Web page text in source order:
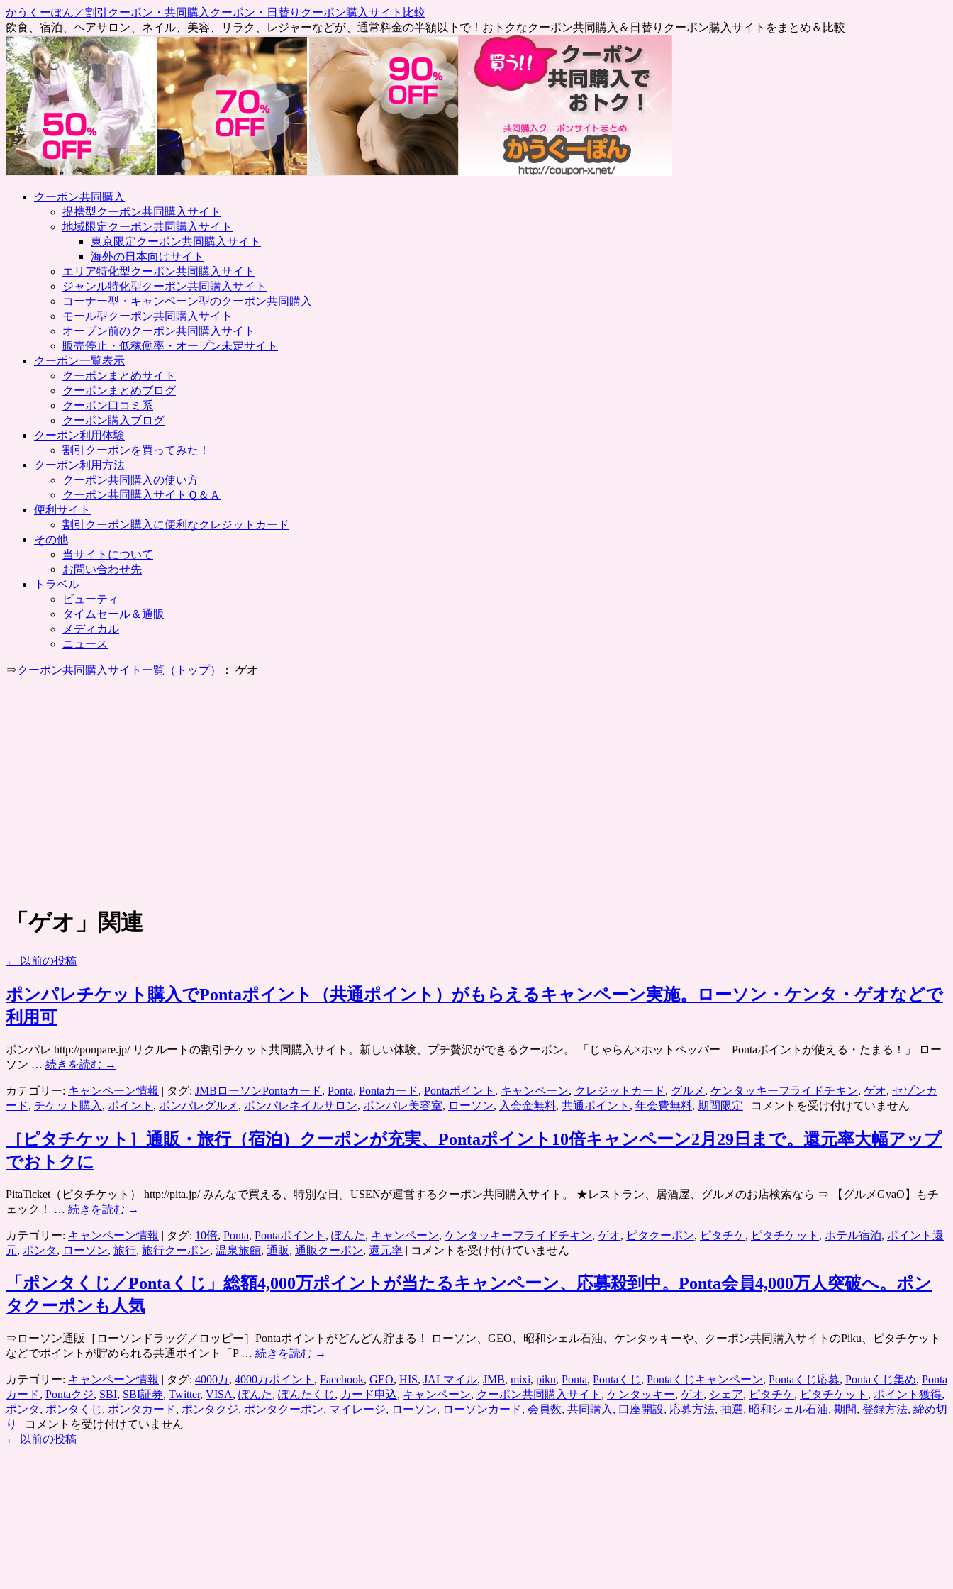
かうくーぽん／割引クーポン・共同購入クーポン・日替りクーポン購入サイト比較
飲食、宿泊、ヘアサロン、ネイル、美容、リラク、レジャーなどが、通常料金の半額以下で！おトクなクーポン共同購入＆日替りクーポン購入サイトをまとめ＆比較
クーポン共同購入
提携型クーポン共同購入サイト
地域限定クーポン共同購入サイト
東京限定クーポン共同購入サイト
海外の日本向けサイト
エリア特化型クーポン共同購入サイト
ジャンル特化型クーポン共同購入サイト
コーナー型・キャンペーン型のクーポン共同購入
モール型クーポン共同購入サイト
オープン前のクーポン共同購入サイト
販売停止・低稼働率・オープン未定サイト
クーポン一覧表示
クーポンまとめサイト
クーポンまとめブログ
クーポン口コミ系
クーポン購入ブログ
クーポン利用体験
割引クーポンを買ってみた！
クーポン利用方法
クーポン共同購入の使い方
クーポン共同購入サイトＱ＆Ａ
便利サイト
割引クーポン購入に便利なクレジットカード
その他
当サイトについて
お問い合わせ先
トラベル
ビューティ
タイムセール＆通販
メディカル
ニュース
⇒クーポン共同購入サイト一覧（トップ） ： ゲオ
「ゲオ 」関連
← 以前の投稿
ポンパレチケット購入でPontaポイント（共通ポイント）がもらえるキャンペーン実施。ローソン・ケンタ・ゲオなどで
利用可
ポンパレ http://ponpare.jp/ リクルートの割引チケット共同購入サイト。新しい体験、プチ贅沢ができるクーポン。 「じゃらん×ホットペッパー – Pontaポイントが使える・たまる！」 ロー
ソン … 続きを読む →
カテゴリー: キャンペーン情報 | タグ: JMBローソンPontaカード, Ponta, Pontaカード, Pontaポイント , キャンペーン, クレジットカード, グルメ , ケンタッキーフライドチキン, ゲオ, セゾンカ
ード, チケット購入 , ポイント , ポンパレグルメ , ポンパレネイルサロン, ポンパレ美容室, ローソン, 入会金無料, 共通ポイント , 年会費無料, 期間限定 | ポ
パ
レ
ッ
入
ポ
（共
イ
ン
ト）
コメントを受け付けていません
［ピタチケット］通販・旅行（宿泊）クーポンが充実、Pontaポイント10倍キャンペーン2月29日まで。還元率大幅アップ
でおトクに
PitaTicket（ピタチケット） http://pita.jp/ みんなで買える、特別な日。USENが運営するクーポン共同購入サイト。 ★レストラン、居酒屋、グルメのお店検索なら ⇒ 【グルメGyaO】もチ
ェック！ … 続きを読む →
カテゴリー: キャンペーン情報 | タグ: 10倍, Ponta, Pontaポイント , ぽんた, キャンペーン, ケンタッキーフライドチキン, ゲオ, ピタクーポン, ピタチケ, ピタチケット , ホテル宿泊, ポイント還
元, ポンタ, ローソン, 旅行, 旅行クーポン, 温泉旅館, 通販, 通販クーポン, 還元率 | ［ピ
チ
ケ
通
行
（宿
泊）
コメントを受け付けていません
「ポンタくじ／Pontaくじ」総額4,000万ポイントが当たるキャンペーン、応募殺到中。Ponta会員4,000万人突破へ。ポン
タクーポンも人気
⇒ローソン通販［ローソンドラッグ／ロッピー］Pontaポイントがどんどん貯まる！ ローソン、GEO、昭和シェル石油、ケンタッキーや、クーポン共同購入サイトのPiku、ピタチケット
などでポイントが貯められる共通ポイント「P … 続きを読む →
カテゴリー: キャンペーン情報 | タグ: 4000万, 4000万ポイント , Facebook, GEO, HIS, JALマイル, JMB, mixi, piku, Ponta, Pontaくじ, Pontaくじキャンペーン, Pontaくじ応募, Pontaくじ集め, Ponta
カード, Pontaクジ, SBI, SBI証券, Twitter, VISA, ぽんた, ぽんたくじ, カード申込, キャンペーン, クーポン共同購入サイト , ケンタッキー, ゲオ, シェア, ピタチケ, ピタチケット , ポイント獲得,
ポンタ, ポンタくじ, ポンタカード, ポンタクジ, ポンタクーポン, マイレージ, ローソン, ローソンカード, 会員数, 共同購入 , 口座開設, 応募方法, 抽選, 昭和シェル石油, 期間, 登録方法, 締め切
り | 「ポ
ン
コメントを受け付けていません
← 以前の投稿